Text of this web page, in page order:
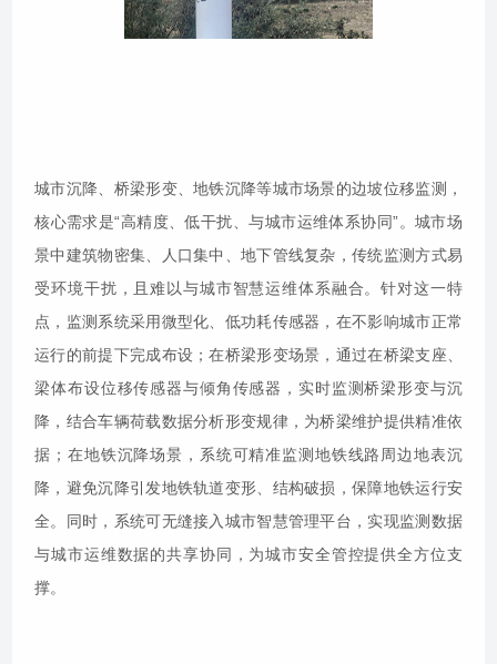
城市沉降、桥梁形变、地铁沉降等城市场景的边坡位移监测，
核心需求是“高精度、低干扰、与城市运维体系协同”。城市场
景中建筑物密集、人口集中、地下管线复杂，传统监测方式易
受环境干扰，且难以与城市智慧运维体系融合。针对这一特
点，监测系统采用微型化、低功耗传感器，在不影响城市正常
运行的前提下完成布设；在桥梁形变场景，通过在桥梁支座、
梁体布设位移传感器与倾角传感器，实时监测桥梁形变与沉
降，结合车辆荷载数据分析形变规律，为桥梁维护提供精准依
据；在地铁沉降场景，系统可精准监测地铁线路周边地表沉
降，避免沉降引发地铁轨道变形、结构破损，保障地铁运行安
全。同时，系统可无缝接入城市智慧管理平台，实现监测数据
与城市运维数据的共享协同，为城市安全管控提供全方位支
撑。